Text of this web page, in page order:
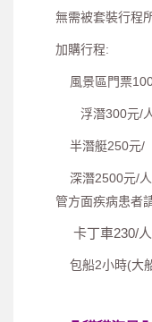
無需被套裝行程
加購行程:
風景區門票
浮潛300元/
半潛艇250元/
深潛2500元/人
管方面疾病患者
卡丁車230/人
包船2小時(大